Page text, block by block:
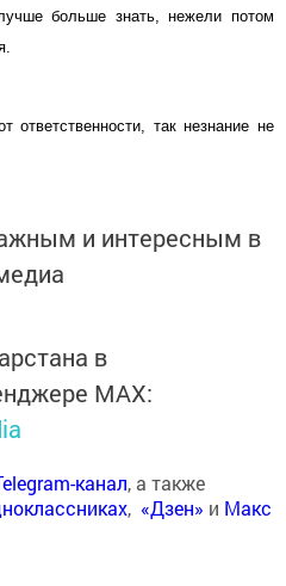
больше знать, нежели потом
ответственности, так незнание не
и интересным в
в
MАХ:
канал, а также
, «Дзен» и Макс